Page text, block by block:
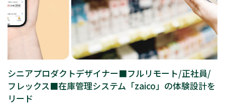
シニアプロダクトデザイナー■フルリモート/正社員/
フレックス■在庫管理システム「zaico」の体験設計を
リード